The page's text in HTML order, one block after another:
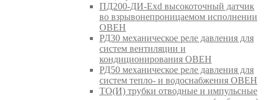
ПД200-ДИ-Exd высокоточный датчик
во взрывонепроницаемом исполнении
ОВЕН
РД30 механическое реле давления для
систем вентиляции и
кондиционирования ОВЕН
РД50 механическое реле давления для
систем тепло- и водоснабжения ОВЕН
ТО(И) трубки отводные и импульсные